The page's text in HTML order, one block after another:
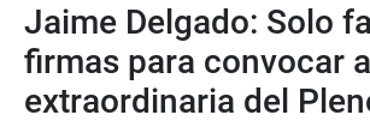
Jaime Delgado: Solo
firmas para convocar
extraordinaria del